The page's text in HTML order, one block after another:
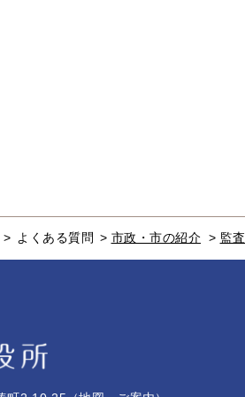
> よくある質問 > 市政・市の紹介 > 監査